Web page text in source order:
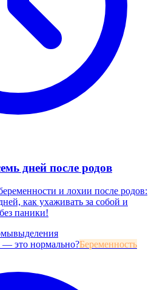
дней после родов
и лохии после родов:
как ухаживать за собой и
паники!
выделения
Беременность